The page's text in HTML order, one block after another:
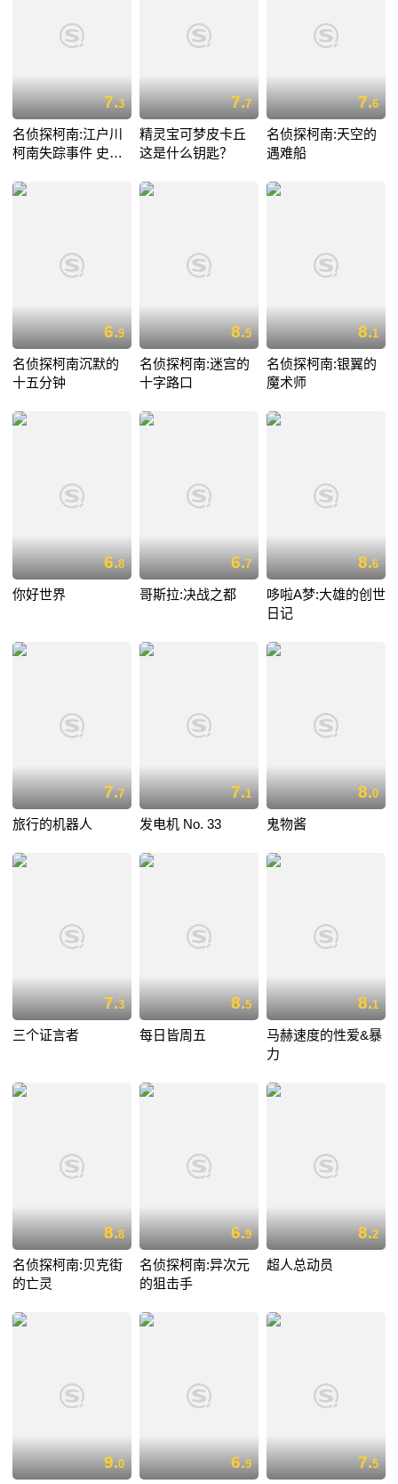
7.3
名侦探柯南:江户川
柯南失踪事件 史上
7.7
精灵宝可梦皮卡丘
这是什么钥匙？
7.6
名侦探柯南:天空的
遇难船
6.9
名侦探柯南沉默的
十五分钟
8.5
名侦探柯南:迷宫的
十字路口
8.1
名侦探柯南:银翼的
魔术师
6.8
你好世界
6.7
哥斯拉:决战之都
8.6
哆啦A梦:大雄的创世
日记
7.7
旅行的机器人
7.1
发电机 No. 33
8.0
鬼物酱
7.3
三个证言者
8.5
每日皆周五
8.1
马赫速度的性爱&暴
力
8.8
名侦探柯南:贝克街
的亡灵
6.9
名侦探柯南:异次元
的狙击手
8.2
超人总动员
9.0 6.9 7.5